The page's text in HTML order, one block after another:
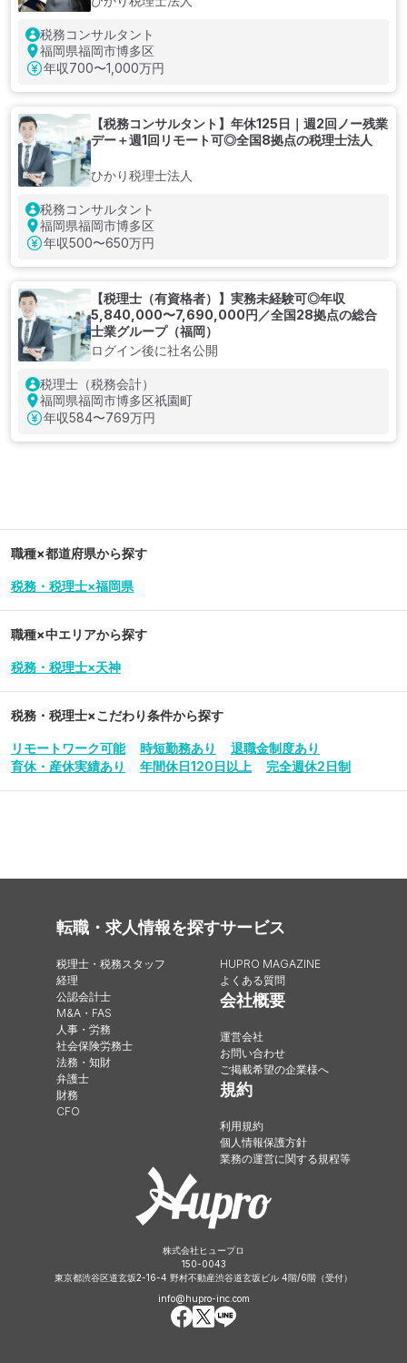
税務コンサルタント
福岡県福岡市博多区
年収700〜1,000万円
【税務コンサルタント】年休125日｜週2回ノー残業
デー＋週1回リモート可◎全国8拠点の税理士法人
ひかり税理士法人
税務コンサルタント
福岡県福岡市博多区
年収500〜650万円
【税理士（有資格者）】実務未経験可◎年収
5,840,000〜7,690,000円／全国28拠点の総合
士業グループ（福岡）
ログイン後に社名公開
税理士（税務会計）
福岡県福岡市博多区祇園町
年収584〜769万円
職種×都道府県から探す
税務・税理士×福岡県
職種×中エリアから探す
税務・税理士×天神
税務・税理士×こだわり条件から探す
リモートワーク可能 時短勤務あり
退職金制度あり
育休・産休実績あり
年間休日120日以上 完全週休2日制
転職・求人情報を探す
税理士・税務スタッフ
経理
公認会計士
M&A・FAS
人事・労務
社会保険労務士
法務・知財
弁護士
財務
CFO
サービス
HUPRO MAGAZINE
よくある質問
会社概要
運営会社
お問い合わせ
ご掲載希望の企業様へ
規約
利用規約
個人情報保護方針
業務の運営に関する規程等
株式会社ヒュープロ
150-0043
東京都渋谷区道玄坂2-16-4 野村不動産渋谷道玄坂ビル 4階/6階（受付）
info@hupro-inc.com